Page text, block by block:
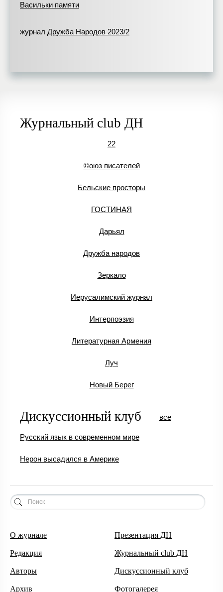
Васильки памяти
журнал Дружба Народов 2023/2
Журнальный club ДН
22
©оюз писателей
Бельские просторы
ГОСТИНАЯ
Дарьял
Дружба народов
Зеркало
Иерусалимский журнал
Интерпоэзия
Литературная Армения
Луч
Новый Берег
Дискуссионный клуб
Русский язык в современном мире
Нерон высадился в Америке
все
О журнале
Редакция
Авторы
Архив
Презентация ДН
Журнальный club ДН
Дискуссионный клуб
Фотогалерея